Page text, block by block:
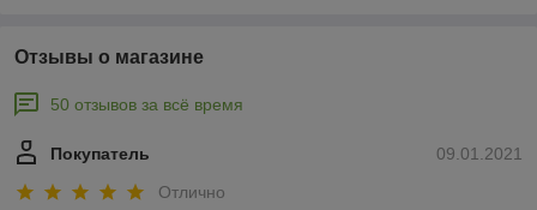
Отзывы о магазине
50 отзывов за всё время
09.01.2021
Покупатель
Отлично